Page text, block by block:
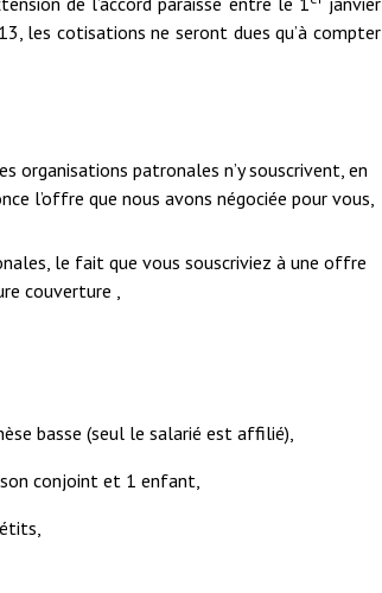
les cotisations ne seront dues qu’à compter
organisations patronales n’y souscrivent, en
l’offre que nous avons négociée pour vous,
le fait que vous souscriviez à une offre
couverture ,
basse (seul le salarié est affilié),
conjoint et 1 enfant,